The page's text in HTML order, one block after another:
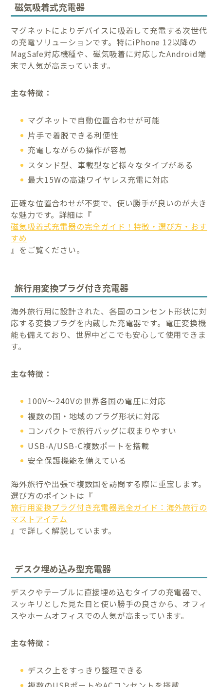
磁気吸着式充電器
マグネットによりデバイスに吸着して充電する次世代
の充電ソリューションです。特にiPhone 12以降の
MagSafe対応機種や、磁気吸着に対応したAndroid端
末で人気が高まっています。
主な特徴：
マグネットで自動位置合わせが可能
片手で着脱できる利便性
充電しながらの操作が容易
スタンド型、車載型など様々なタイプがある
最大15Wの高速ワイヤレス充電に対応
正確な位置合わせが不要で、使い勝手が良いのが大き
な魅力です。詳細は『
磁気吸着式充電器の完全ガイド！特徴・選び方・おす
すめ
』をご覧ください。
旅行用変換プラグ付き充電器
海外旅行用に設計された、各国のコンセント形状に対
応する変換プラグを内蔵した充電器です。電圧変換機
能も備えており、世界中どこでも安心して使用できま
す。
主な特徴：
100V〜240Vの世界各国の電圧に対応
複数の国・地域のプラグ形状に対応
コンパクトで旅行バッグに収まりやすい
USB-A/USB-C複数ポートを搭載
安全保護機能を備えている
海外旅行や出張で複数国を訪問する際に重宝します。
選び方のポイントは『
旅行用変換プラグ付き充電器完全ガイド：海外旅行の
マストアイテム
』で詳しく解説しています。
デスク埋め込み型充電器
デスクやテーブルに直接埋め込むタイプの充電器で、
スッキリとした見た目と使い勝手の良さから、オフィ
スやホームオフィスでの人気が高まっています。
主な特徴：
デスク上をすっきり整理できる